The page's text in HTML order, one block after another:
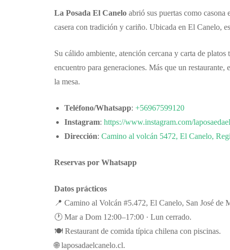
La Posada El Canelo abrió sus puertas como casona
casera con tradición y cariño. Ubicada en El Canelo,
Su cálido ambiente, atención cercana y carta de
encuentro para generaciones. Más que un
la mesa.
Teléfono/Whatsapp: +56967599120
Instagram: https://www.instagram.com/
Dirección: Camino al volcán 5472, El Canelo,
Reservas por Whatsapp
Datos prácticos
📍 Camino al Volcán #5.472, El Canelo, San José de
🕐 Mar a Dom 12:00–17:00 · Lun cerrado.
🍽️ Restaurant de comida típica chilena con piscinas.
🌐 laposadaelcanelo.cl.